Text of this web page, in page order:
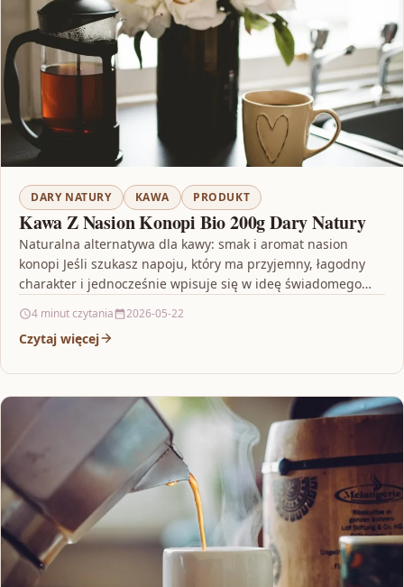
DARY NATURY KAWA PRODUKT
Kawa Z Nasion Konopi Bio 200g Dary Natury
Naturalna alternatywa dla kawy: smak i aromat nasion
konopi Jeśli szukasz napoju, który ma przyjemny, łagodny
charakter i jednocześnie wpisuje się w ideę świadomego…
4 minut czytania 2026-05-22
Czytaj więcej